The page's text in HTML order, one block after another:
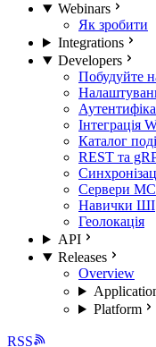
Webinars
Як зробити
Integrations
Developers
Побудуйте
Інтеграція
Каталог
REST та
Сервери
Навички ШІ
Геолокація
API
Releases
Overview
Platform
RSS